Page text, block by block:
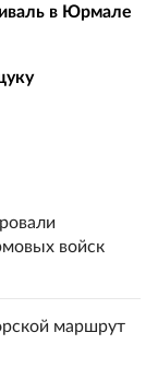
в Юрмале
войск
маршрут